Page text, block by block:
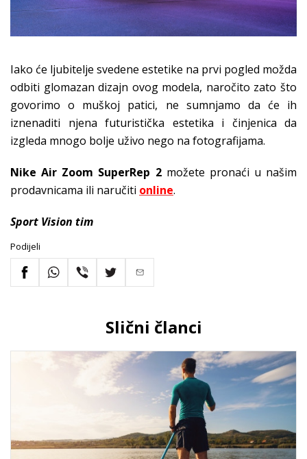
Iako će ljubitelje svedene estetike na prvi pogled možda
odbiti glomazan dizajn ovog modela, naročito zato što
govorimo o muškoj patici, ne sumnjamo da će ih
iznenaditi njena futuristička estetika i činjenica da
izgleda mnogo bolje uživo nego na fotografijama.
Nike Air Zoom SuperRep 2 možete pronaći u našim
prodavnicama ili naručiti online.
Sport Vision tim
Podijeli
Slični članci